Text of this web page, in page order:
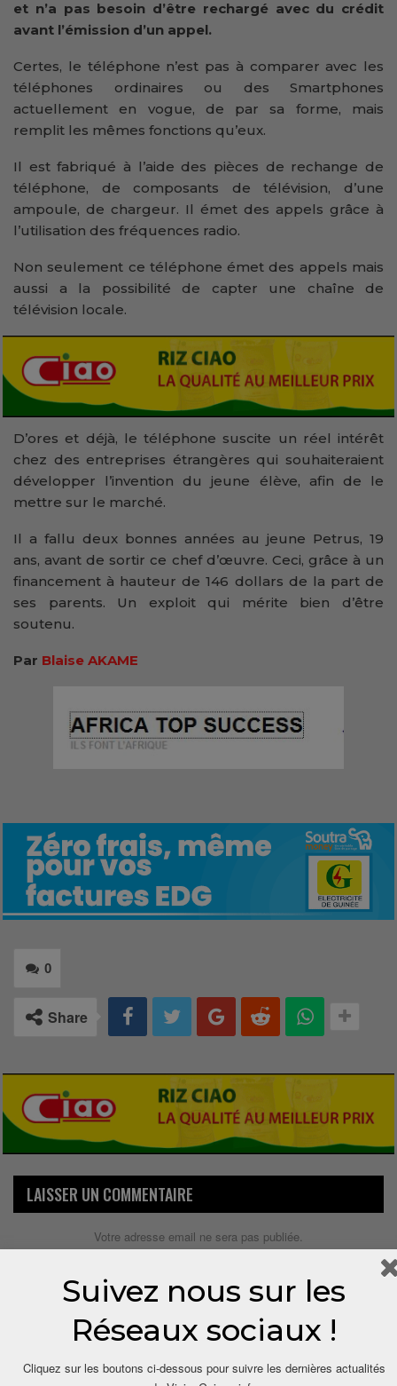
et n’a pas besoin d’être rechargé avec du crédit
avant l’émission d’un appel.
Certes, le téléphone n’est pas à comparer avec les
téléphones ordinaires ou des Smartphones
actuellement en vogue, de par sa forme, mais
remplit les mêmes fonctions qu’eux.
Il est fabriqué à l’aide des pièces de rechange de
téléphone, de composants de télévision, d’une
ampoule, de chargeur. Il émet des appels grâce à
l’utilisation des fréquences radio.
Non seulement ce téléphone émet des appels mais
aussi a la possibilité de capter une chaîne de
télévision locale.
D’ores et déjà, le téléphone suscite un réel intérêt
chez des entreprises étrangères qui souhaiteraient
développer l’invention du jeune élève, afin de le
mettre sur le marché.
Il a fallu deux bonnes années au jeune Petrus, 19
ans, avant de sortir ce chef d’œuvre. Ceci, grâce à un
financement à hauteur de 146 dollars de la part de
ses parents. Un exploit qui mérite bien d’être
soutenu.
Par Blaise AKAME
0
Share
LAISSER UN COMMENTAIRE
Votre adresse email ne sera pas publiée.
Suivez nous sur les
Réseaux sociaux !
Cliquez sur les boutons ci-dessous pour suivre les dernières actualités